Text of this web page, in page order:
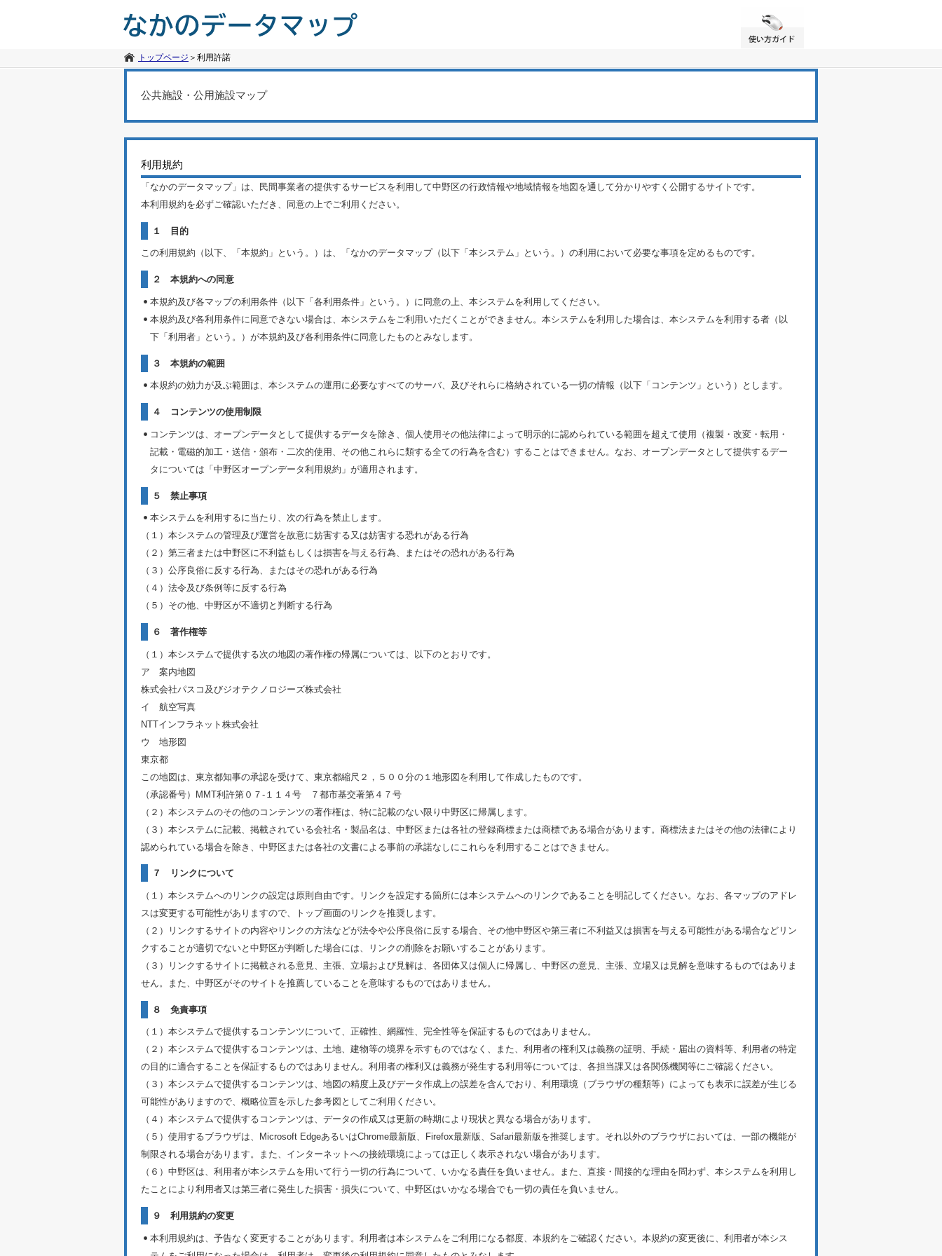
トップページ ＞ 利用許諾
公共施設・公用施設マップ
利用規約
「なかのデータマップ」は、民間事業者の提供するサービスを利用して中野区の行政情報や地域情報を地図を通して分かりやすく公開するサイトです。
本利用規約を必ずご確認いただき、同意の上でご利用ください。
１ 目的
この利用規約（以下、「本規約」という。）は、「なかのデータマップ（以下「本システム」という。）の利用において必要な事項を定めるものです。
２ 本規約への同意
本規約及び各マップの利用条件（以下「各利用条件」という。）に同意の上、本システムを利用してください。
本規約及び各利用条件に同意できない場合は、本システムをご利用いただくことができません。本システムを利用した場合は、本システムを利用する者（以
下「利用者」という。）が本規約及び各利用条件に同意したものとみなします。
３ 本規約の範囲
本規約の効力が及ぶ範囲は、本システムの運用に必要なすべてのサーバ、及びそれらに格納されている一切の情報（以下「コンテンツ」という）とします。
４ コンテンツの使用制限
コンテンツは、オープンデータとして提供するデータを除き、個人使用その他法律によって明示的に認められている範囲を超えて使用（複製・改変・転用・
記載・電磁的加工・送信・頒布・二次的使用、その他これらに類する全ての行為を含む）することはできません。なお、オープンデータとして提供するデー
タについては「中野区オープンデータ利用規約」が適用されます。
５ 禁止事項
本システムを利用するに当たり、次の行為を禁止します。
（１）本システムの管理及び運営を故意に妨害する又は妨害する恐れがある行為
（２）第三者または中野区に不利益もしくは損害を与える行為、またはその恐れがある行為
（３）公序良俗に反する行為、またはその恐れがある行為
（４）法令及び条例等に反する行為
（５）その他、中野区が不適切と判断する行為
６ 著作権等
（１）本システムで提供する次の地図の著作権の帰属については、以下のとおりです。
ア 案内地図
株式会社パスコ及びジオテクノロジーズ株式会社
イ 航空写真
NTTインフラネット株式会社
ウ 地形図
東京都
この地図は、東京都知事の承認を受けて、東京都縮尺２，５００分の１地形図を利用して作成したものです。
（承認番号）MMT利許第０７‐１１４号 ７都市基交著第４７号
（２）本システムのその他のコンテンツの著作権は、特に記載のない限り中野区に帰属します。
（３）本システムに記載、掲載されている会社名・製品名は、中野区または各社の登録商標または商標である場合があります。商標法またはその他の法律により
認められている場合を除き、中野区または各社の文書による事前の承諾なしにこれらを利用することはできません。
７ リンクについて
（１）本システムへのリンクの設定は原則自由です。リンクを設定する箇所には本システムへのリンクであることを明記してください。なお、各マップのアドレ
スは変更する可能性がありますので、トップ画面のリンクを推奨します。
（２）リンクするサイトの内容やリンクの方法などが法令や公序良俗に反する場合、その他中野区や第三者に不利益又は損害を与える可能性がある場合などリン
クすることが適切でないと中野区が判断した場合には、リンクの削除をお願いすることがあります。
（３）リンクするサイトに掲載される意見、主張、立場および見解は、各団体又は個人に帰属し、中野区の意見、主張、立場又は見解を意味するものではありま
せん。また、中野区がそのサイトを推薦していることを意味するものではありません。
８ 免責事項
（１）本システムで提供するコンテンツについて、正確性、網羅性、完全性等を保証するものではありません。
（２）本システムで提供するコンテンツは、土地、建物等の境界を示すものではなく、また、利用者の権利又は義務の証明、手続・届出の資料等、利用者の特定
の目的に適合することを保証するものではありません。利用者の権利又は義務が発生する利用等については、各担当課又は各関係機関等にご確認ください。
（３）本システムで提供するコンテンツは、地図の精度上及びデータ作成上の誤差を含んでおり、利用環境（ブラウザの種類等）によっても表示に誤差が生じる
可能性がありますので、概略位置を示した参考図としてご利用ください。
（４）本システムで提供するコンテンツは、データの作成又は更新の時期により現状と異なる場合があります。
（５）使用するブラウザは、Microsoft EdgeあるいはChrome最新版、Firefox最新版、Safari最新版を推奨します。それ以外のブラウザにおいては、一部の機能が
制限される場合があります。また、インターネットへの接続環境によっては正しく表示されない場合があります。
（６）中野区は、利用者が本システムを用いて行う一切の行為について、いかなる責任を負いません。また、直接・間接的な理由を問わず、本システムを利用し
たことにより利用者又は第三者に発生した損害・損失について、中野区はいかなる場合でも一切の責任を負いません。
９ 利用規約の変更
本利用規約は、予告なく変更することがあります。利用者は本システムをご利用になる都度、本規約をご確認ください。本規約の変更後に、利用者が本シス